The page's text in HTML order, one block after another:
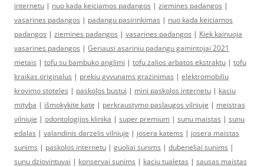
internetu | nuo kada keiciamos padangos | ziemines padangos |
vasarines padangos | padangu pasirinkimas | nuo kada keiciamos
padangos | ziemines padangos | vasarines padangos | Kiek kainuoja
vasarines padangos | Geriausi asariniu padangu gamintojai 2021
metais | tofu su bambuko anglimi | tofu zalios arbatos ekstraktu | tofu
kraikas originalus | prekiu gyvunams grazinimas | elektromobiliu
krovimo stoteles | paskolos bustui | mini paskolos internetu | kaciu
mityba | išmokykite katę | perkraustymo paslaugos vilniuje | meistras
vilniuje | odontologijos klinika | super premium | sunu maistas | sunu
edalas | valandinis darzelis vilniuje | josera katems | josera maistas
sunims | paskolos internetu | guoliai sunims | dubeneliai sunims |
sunu dziovintuvai | konservai sunims | kaciu tualetas | sausas maistas